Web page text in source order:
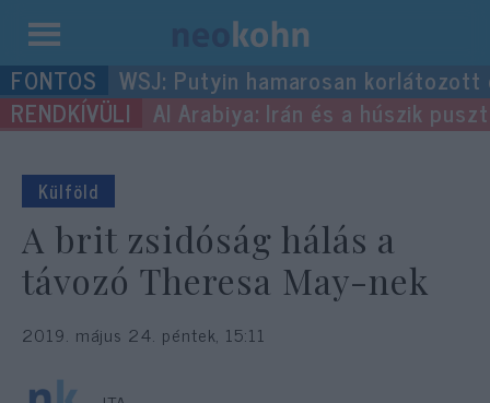
Kilépés
a
tartalomba
WSJ: Putyin hamarosan
Al Arabiya: Irán és a húszik
Külföld
A brit zsidóság hálás a
távozó Theresa May-nek
2019. május 24. péntek, 15:11